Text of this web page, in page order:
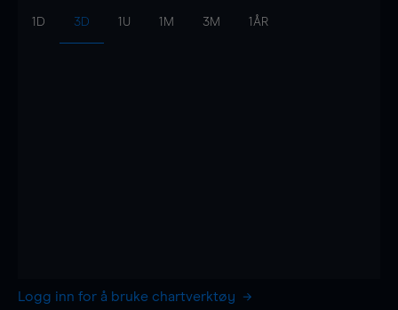
1D 3D 1U 1M 3M 1ÅR
Logg inn for å bruke chartverktøy